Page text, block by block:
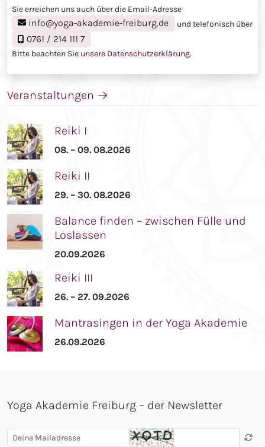
Sie erreichen uns auch über die Email-Adresse
info@yoga-akademie-freiburg.de und telefonisch über
0761 / 214 111 7
Bitte beachten Sie unsere Datenschutzerklärung.
Veranstaltungen →
Reiki I
08. – 09. 08.2026
Reiki II
29. – 30. 08.2026
Balance finden – zwischen Fülle und
Loslassen
20.09.2026
Reiki III
26. – 27. 09.2026
Mantrasingen in der Yoga Akademie
26.09.2026
Yoga Akademie Freiburg – der Newsletter